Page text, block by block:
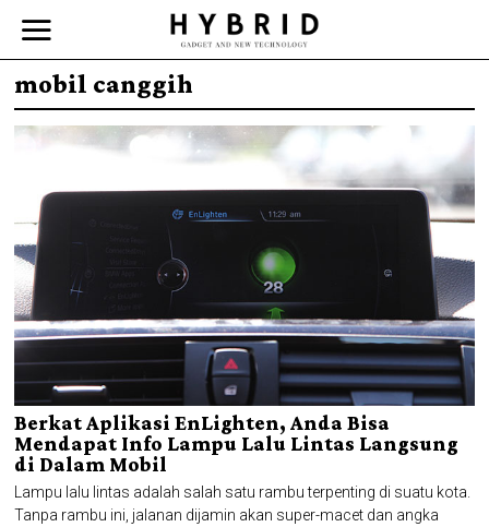
mobil canggih
Berkat Aplikasi EnLighten, Anda Bisa
Mendapat Info Lampu Lalu Lintas Langsung
di Dalam Mobil
Lampu lalu lintas adalah salah satu rambu terpenting di suatu kota.
Tanpa rambu ini, jalanan dijamin akan super-macet dan angka